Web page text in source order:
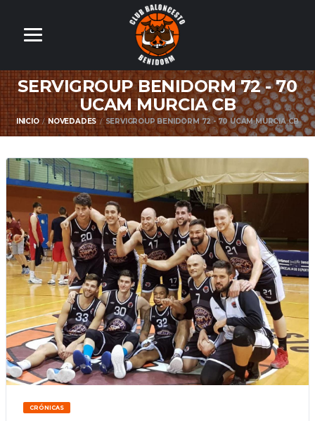
SERVIGROUP BENIDORM 72 - 70
UCAM MURCIA CB
INICIO NOVEDADES SERVIGROUP BENIDORM 72 - 70 UCAM MURCIA CB
CRÓNICAS